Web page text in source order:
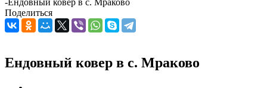
-Ендовный ковер в c. Мраково
Поделиться
Ендовный ковер в c. Мраково